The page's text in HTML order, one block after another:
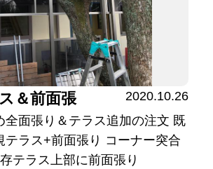
＆前面張
2020.10.26
全面張り＆テラス追加の注文 既
テラス+前面張り コーナー突合
ラス上部に前面張り